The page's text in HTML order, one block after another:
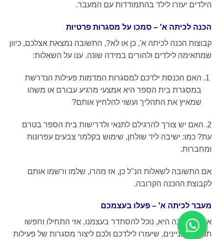
הילדים יעזרו לילד בהתמודדות עם המעבר.
הכנה לכיתה א' – סמכו על מסגרות פרטיות
קבוצות הכנה לכיתה א', כן או לא?, התשובה נמצאת אצלכם, כיוון
שמתאימה לילדים ולהורים במידה שונה. ענו על השאלות:
האם הכנסת ילדכם למסגרות המדמות פעילות הנדרשת
במסגרת בית הספר היא אמצעי מרגיע עבורם או משהו
שמאיץ את התהליך ועשוי להלחיץ אותם?
2. האם יש צורך להרגילם לתנאי ולדרישות בית הספר בטרם
עת? כמו: ישיבה ליד שולחן, שימוש בקלמר צבעים עפרונות
ומחברות.
אם התשובה לשאלות הנ"ל כן, אז מהרו, שלמו ורשמו אותם
לקבוצת ההכנה הקרובה.
מעבר לכיתה א' – פעלו בעצמכם
אם התשובה היא, נוכל להסתדר בעצמנו, אזי התחילו וחפשו
תכנים מעניינים, שיעזרו לילדכם ולכם ליצור מסגרות של פעילות